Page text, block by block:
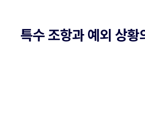
특수 조항과 예외 상황